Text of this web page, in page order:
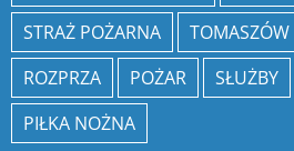
STRAŻ POŻARNA
TOMASZÓW
ROZPRZA
POŻAR SŁUŻBY
PIŁKA NOŻNA